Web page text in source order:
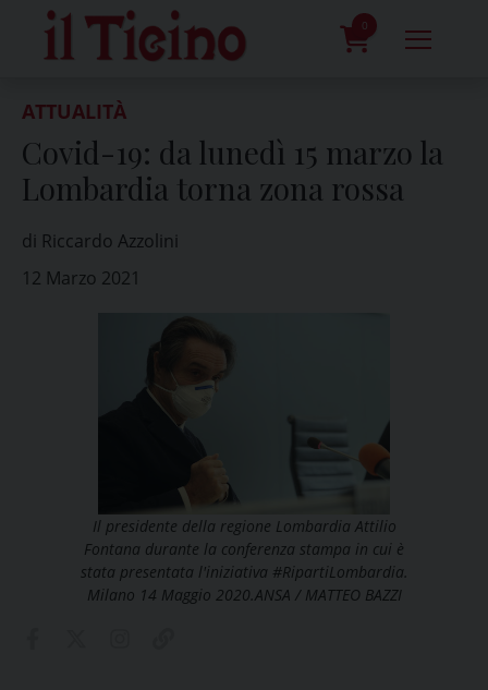
content
0
ATTUALITÀ
Covid-19: da lunedì 15 marzo la
Lombardia torna zona rossa
di Riccardo Azzolini
12 Marzo 2021
Il presidente della regione Lombardia Attilio
Fontana durante la conferenza stampa in cui è
stata presentata l'iniziativa #RipartiLombardia.
Milano 14 Maggio 2020.ANSA / MATTEO BAZZI